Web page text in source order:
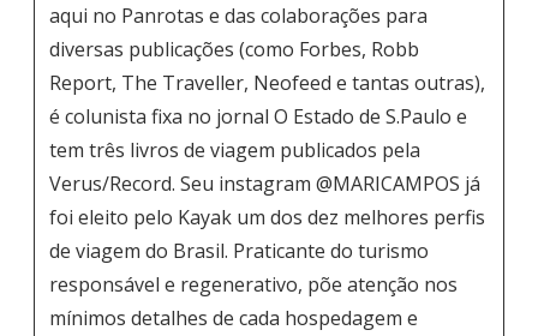
aqui no Panrotas e das colaborações para
diversas publicações (como Forbes, Robb
Report, The Traveller, Neofeed e tantas outras),
é colunista fixa no jornal O Estado de S.Paulo e
tem três livros de viagem publicados pela
Verus/Record. Seu instagram @MARICAMPOS já
foi eleito pelo Kayak um dos dez melhores perfis
de viagem do Brasil. Praticante do turismo
responsável e regenerativo, põe atenção nos
mínimos detalhes de cada hospedagem e